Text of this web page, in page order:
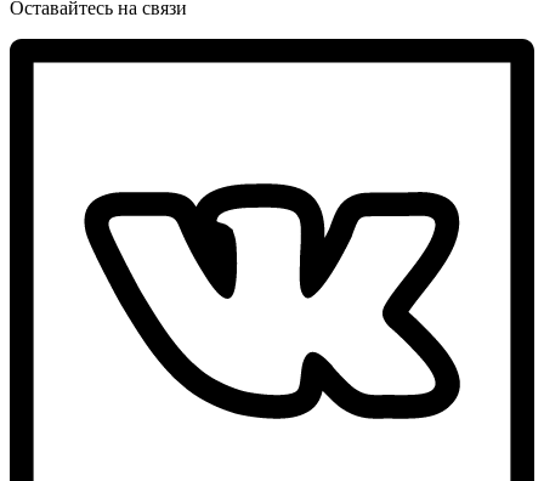
Оставайтесь на связи